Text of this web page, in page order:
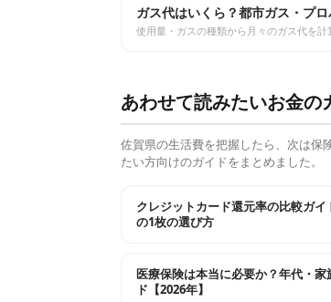
ガス代はいくら？都市ガス・プ
使用量・ガスの種類から月々のガス代を計
あわせて読みたいお金の
佐賀県の生活費を把握したら、次は保
たい方向けのガイドをまとめました。
クレジットカード還元率の比較ガ
の1枚の選び方
医療保険は本当に必要か？年代・家
ド【2026年】